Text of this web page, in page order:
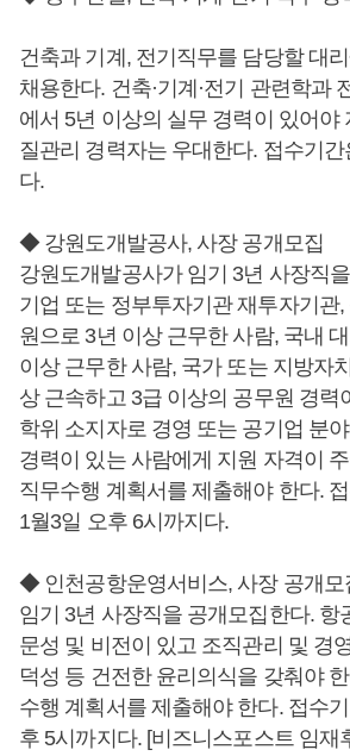
건축과 기계, 전기직무를 담당할 대
채용한다. 건축·기계·전기 관련학과
에서 5년 이상의 실무 경력이 있어야
질관리 경력자는 우대한다. 접수기간
다.
◆ 강원도개발공사, 사장 공개모집
강원도개발공사가 임기 3년 사장직
기업 또는 정부투자기관 재투자기관
원으로 3년 이상 근무한 사람, 국내
이상 근무한 사람, 국가 또는 지방자
상 근속하고 3급 이상의 공무원 경력
학위 소지자로 경영 또는 공기업 분
경력이 있는 사람에게 지원 자격이
직무수행 계획서를 제출해야 한다.
1월3일 오후 6시까지다.
◆ 인천공항운영서비스, 사장 공개모
임기 3년 사장직을 공개모집한다. 항
문성 및 비전이 있고 조직관리 및 경
덕성 등 건전한 윤리의식을 갖춰야
수행 계획서를 제출해야 한다. 접수
후 5시까지다. [비즈니스포스트 임재